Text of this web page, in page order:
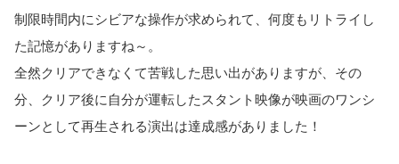
制限時間内にシビアな操作が求められて、何度もリトライし
た記憶がありますね～。
全然クリアできなくて苦戦した思い出がありますが、その
分、クリア後に自分が運転したスタント映像が映画のワンシ
ーンとして再生される演出は達成感がありました！